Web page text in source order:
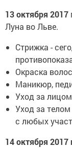
13 октября 2017
Луна во Льве.
Стрижка -
Окраска
Маникюр,
Уход за
Уход за
с любых
14 октября 2017